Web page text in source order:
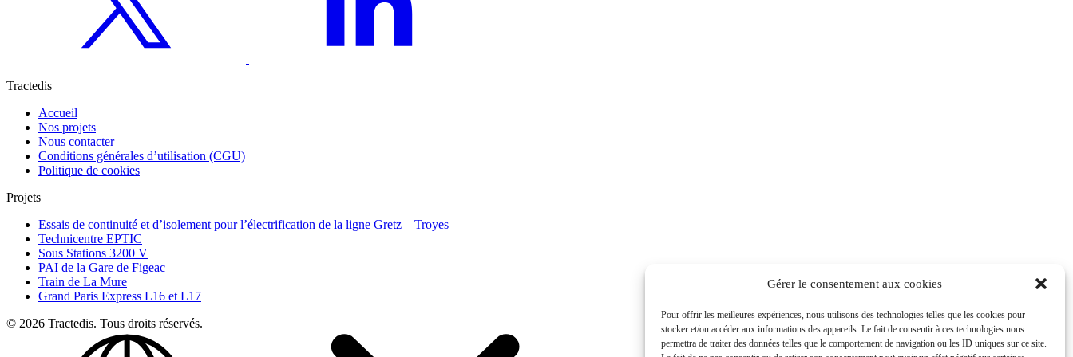
Gérer le consentement aux cookies
Pour offrir les meilleures expériences, nous utilisons des technologies telles que les cookies pour
stocker et/ou accéder aux informations des appareils. Le fait de consentir à ces technologies nous
permettra de traiter des données telles que le comportement de navigation ou les ID uniques sur ce site.
Tractedis
Accueil
Nos projets
Nous contacter
Conditions générales d’utilisation (CGU)
Politique de cookies
Projets
Essais de continuité et d’isolement pour l’électrification de la ligne Gretz – Troyes
Technicentre EPTIC
Sous Stations 3200 V
PAI de la Gare de Figeac
Train de La Mure
Grand Paris Express L16 et L17
© 2026 Tractedis. Tous droits réservés.